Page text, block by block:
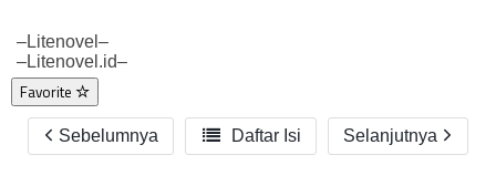
–Litenovel–
–Litenovel.id–
Favorite
Sebelumnya  Daftar Isi Selanjutnya